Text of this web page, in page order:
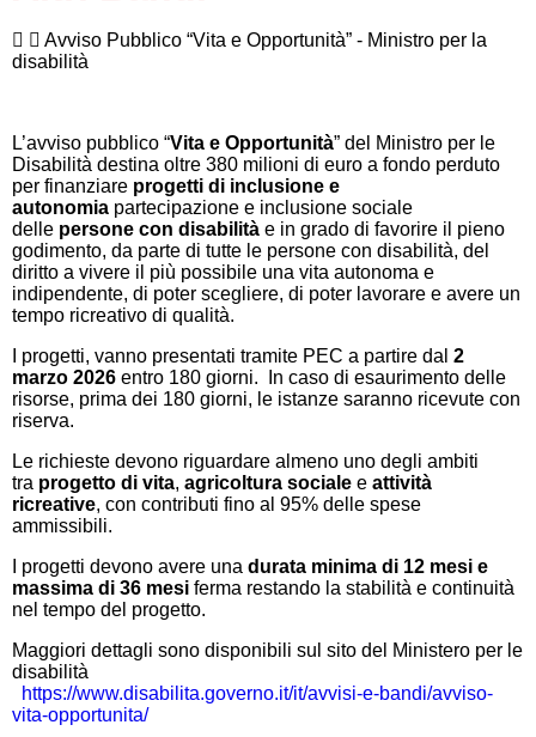
Avviso Pubblico “Vita e Opportunità” - Ministro per la
disabilità
L’avviso pubblico “Vita e Opportunità” del Ministro per le
Disabilità destina oltre 380 milioni di euro a fondo perduto
per finanziare progetti di inclusione e
autonomia partecipazione e inclusione sociale
delle persone con disabilità e in grado di favorire il pieno
godimento, da parte di tutte le persone con disabilità, del
diritto a vivere il più possibile una vita autonoma e
indipendente, di poter scegliere, di poter lavorare e avere un
tempo ricreativo di qualità.
I progetti, vanno presentati tramite PEC a partire dal 2
marzo 2026 entro 180 giorni. In caso di esaurimento delle
risorse, prima dei 180 giorni, le istanze saranno ricevute con
riserva.
Le richieste devono riguardare almeno uno degli ambiti
tra progetto di vita, agricoltura sociale e attività
ricreative, con contributi fino al 95% delle spese
ammissibili.
I progetti devono avere una durata minima di 12 mesi e
massima di 36 mesi ferma restando la stabilità e continuità
nel tempo del progetto.
Maggiori dettagli sono disponibili sul sito del Ministero per le
disabilità
https://www.disabilita.governo.it/it/avvisi-e-bandi/avviso-
vita-opportunita/